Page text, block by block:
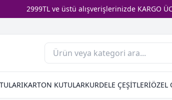
2999TL ve üstü alışverişlerinizde KARGO
KARTON KUTULARKURDELE ÇEŞİTLERİÖZEL